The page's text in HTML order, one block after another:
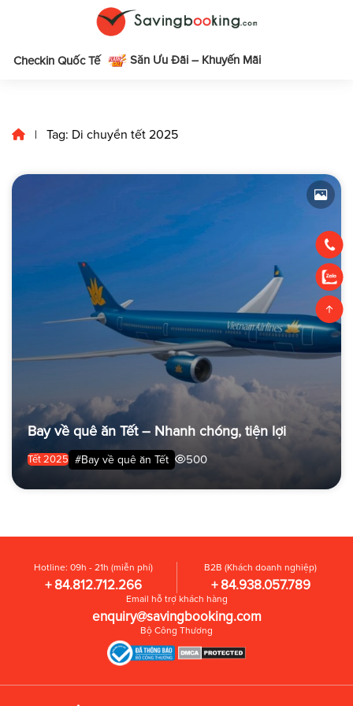
Checkin Quốc Tế Săn Ưu Đãi – Khuyến Mãi
| Tag: Di chuyển tết 2025
Bay về quê ăn Tết – Nhanh chóng, tiện lợi
Tết 2025 #Bay về quê ăn Tết 500
Hotline: 09h - 21h (miễn phí)
+ 84.812.712.266
B2B (Khách doanh nghiệp)
+ 84.938.057.789
Email hỗ trợ khách hàng
enquiry@savingbooking.com
Bộ Công Thương